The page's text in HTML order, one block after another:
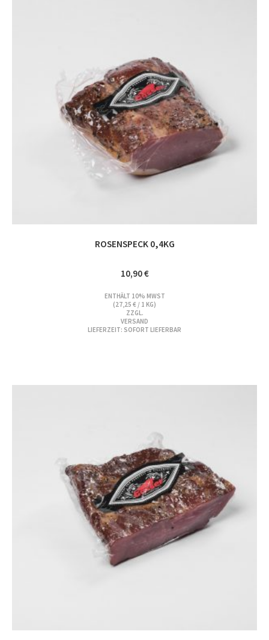
ROSENSPECK 0,4KG
10,90€
ENTHÄLT 10% MWST
(27,25 € / 1 KG)
ZZGL.
VERSAND
LIEFERZEIT: SOFORT LIEFERBAR